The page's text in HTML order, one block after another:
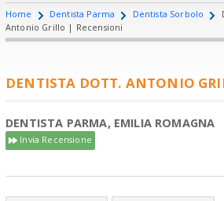
Home Dentista Parma Dentista Sorbolo
Antonio Grillo | Recensioni
DENTISTA DOTT. ANTONIO
DENTISTA PARMA, EMILIA ROMAGNA
Invia Recensione